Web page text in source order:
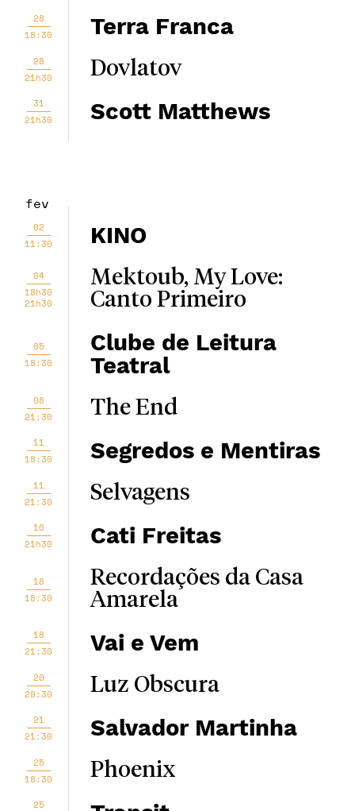
28
18:30
Terra Franca
28
21h30
Dovlatov
31
21h30
Scott Matthews
fev
02
11:30
KINO
04
18h30
21h30
Mektoub, My Love:
Canto Primeiro
05
18:30
Clube de Leitura
Teatral
08
21:30
The End
11
18:30
Segredos e Mentiras
11
21:30
Selvagens
16
21h30
Cati Freitas
18
18:30
Recordações da Casa
Amarela
18
21:30
Vai e Vem
20
20:30
Luz Obscura
21
21:30
Salvador Martinha
25
18:30
Phoenix
25